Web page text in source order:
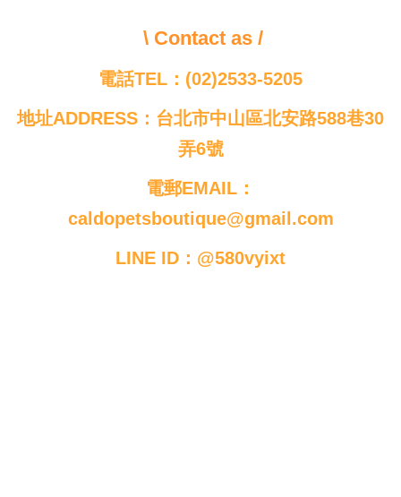
\ Contact as /
電話TEL：(02)2533-5205
地址ADDRESS：台北市中山區北安路588巷30
弄6號
電郵EMAIL：
caldopetsboutique@gmail.com
LINE ID：@580vyixt